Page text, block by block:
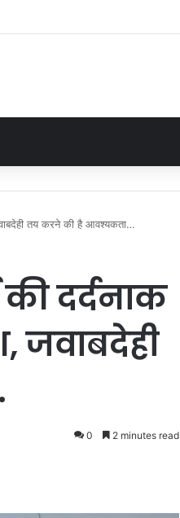
जा रहा विकास का पूरा तरीका”
तय करने की है आवश्यकता…
दर्दनाक
जवाबदेही
0 2 minutes read